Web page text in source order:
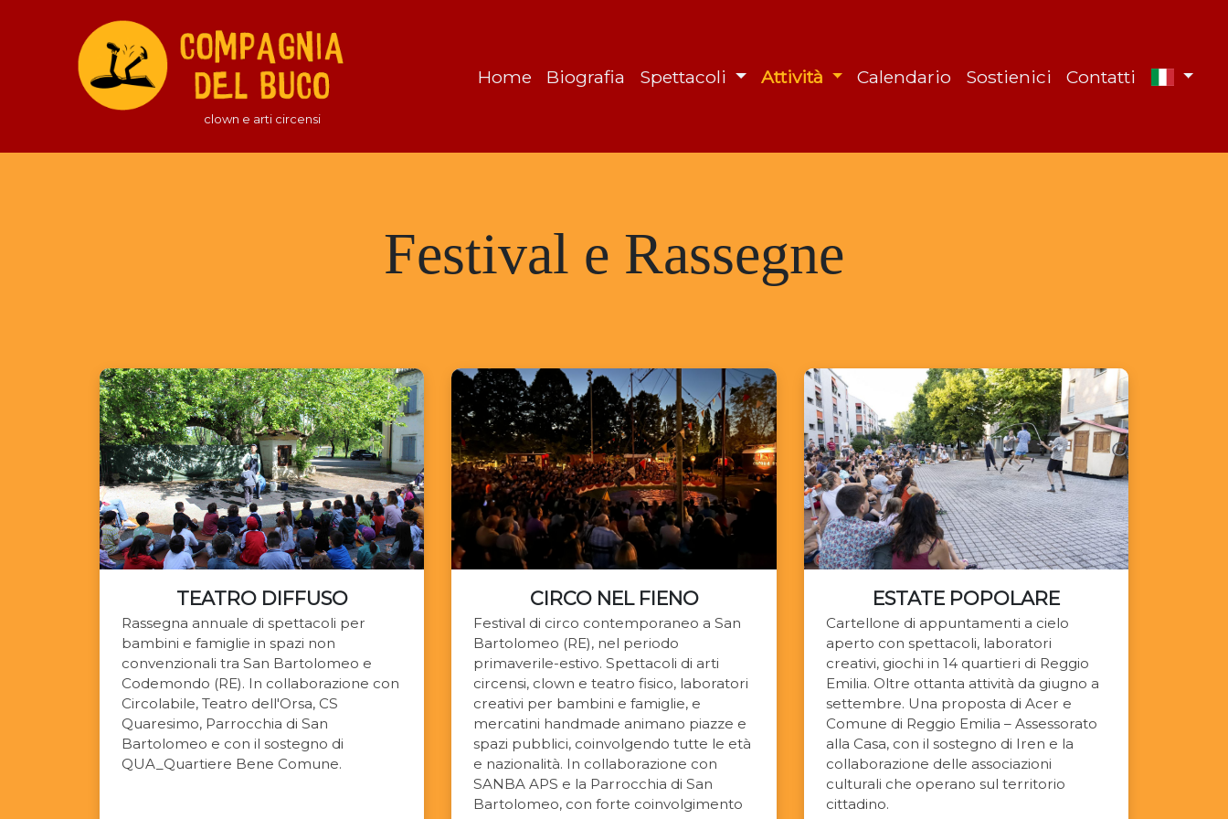
clown e arti circensi
Home Biografia Spettacoli Attività Calendario Sostienici Contatti
Festival e Rassegne
TEATRO DIFFUSO
Rassegna annuale di spettacoli per
bambini e famiglie in spazi non
convenzionali tra San Bartolomeo e
Codemondo (RE). In collaborazione con
Circolabile, Teatro dell'Orsa, CS
Quaresimo, Parrocchia di San
Bartolomeo e con il sostegno di
QUA_Quartiere Bene Comune.
CIRCO NEL FIENO
Festival di circo contemporaneo a San
Bartolomeo (RE), nel periodo
primaverile-estivo. Spettacoli di arti
circensi, clown e teatro fisico, laboratori
creativi per bambini e famiglie, e
mercatini handmade animano piazze e
spazi pubblici, coinvolgendo tutte le età
e nazionalità. In collaborazione con
SANBA APS e la Parrocchia di San
Bartolomeo, con forte coinvolgimento
ESTATE POPOLARE
Cartellone di appuntamenti a cielo
aperto con spettacoli, laboratori
creativi, giochi in 14 quartieri di Reggio
Emilia. Oltre ottanta attività da giugno a
settembre. Una proposta di Acer e
Comune di Reggio Emilia – Assessorato
alla Casa, con il sostegno di Iren e la
collaborazione delle associazioni
culturali che operano sul territorio
cittadino.